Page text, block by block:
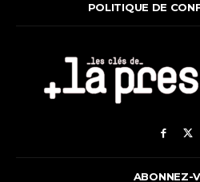
POLITIQUE DE
ABONNEZ-